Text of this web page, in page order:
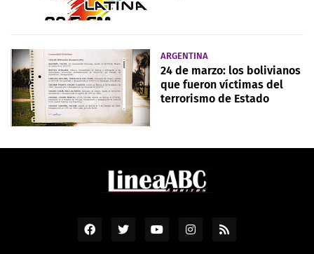
ARGENTINA
24 de marzo: los bolivianos
que fueron víctimas del
terrorismo de Estado